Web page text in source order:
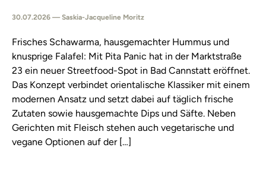
30.07.2026 — Saskia-Jacqueline Moritz
Frisches Schawarma, hausgemachter Hummus und
knusprige Falafel: Mit Pita Panic hat in der Marktstraße
23 ein neuer Streetfood-Spot in Bad Cannstatt eröffnet.
Das Konzept verbindet orientalische Klassiker mit einem
modernen Ansatz und setzt dabei auf täglich frische
Zutaten sowie hausgemachte Dips und Säfte. Neben
Gerichten mit Fleisch stehen auch vegetarische und
vegane Optionen auf der […]